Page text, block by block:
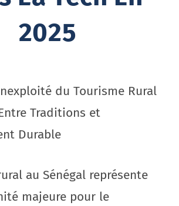
2025
du Tourisme Rural
Traditions et
Durable
au Sénégal représente
majeure pour le